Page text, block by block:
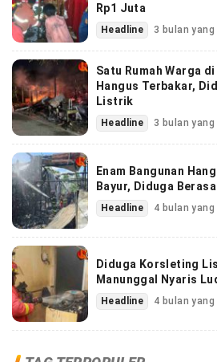
Rp1 Juta
Headline 3 bulan yang
Satu Rumah Warga
Hangus Terbakar,
Listrik
Headline 3 bulan yang
Enam Bangunan
Bayur, Diduga
Headline 4 bulan yang
Diduga Korsleting
Manunggal Nyaris
Headline 4 bulan yang